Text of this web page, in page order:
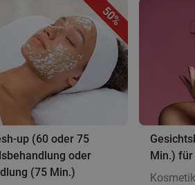
50%
up (60 oder 75
oder
(75 Min.)
Min.) für